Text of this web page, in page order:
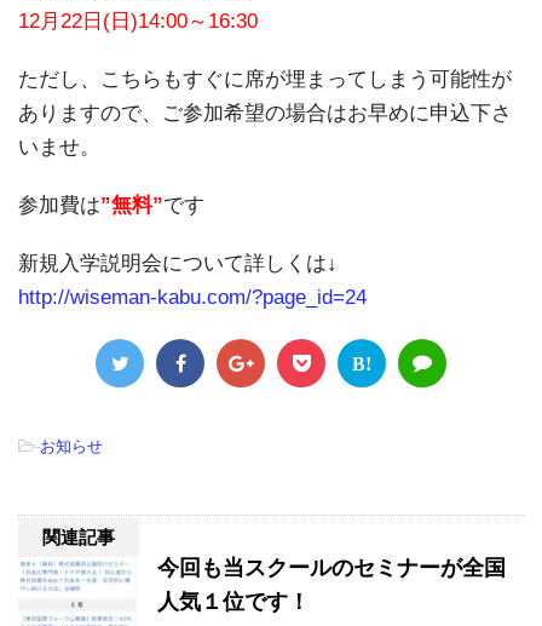
12月22日(日)14:00～16:30
ただし、こちらもすぐに席が埋まってしまう可能性が
ありますので、ご参加希望の場合はお早めに申込下さ
いませ。
参加費は”無料”です
新規入学説明会について詳しくは↓
http://wiseman-kabu.com/?page_id=24
B!
-お知らせ
関連記事
今回も当スクールのセミナーが全国
人気１位です！